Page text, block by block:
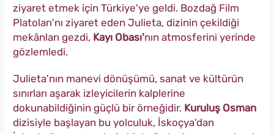
ziyaret etmek için Türkiye'ye geldi. Bozdağ Film
Platoları'nı ziyaret eden Julieta, dizinin çekildiği
mekânları gezdi, Kayı Obası'nın atmosferini yerinde
gözlemledi.
Julieta'nın manevi dönüşümü, sanat ve kültürün
sınırları aşarak izleyicilerin kalplerine
dokunabildiğinin güçlü bir örneğidir. Kuruluş Osman
dizisiyle başlayan bu yolculuk, İskoçya'dan